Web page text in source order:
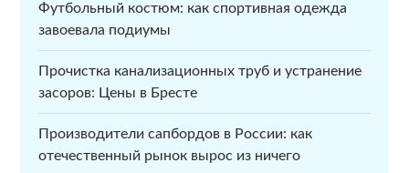
Футбольный костюм: как спортивная одежда
завоевала подиумы
Прочистка канализационных труб и устранение
засоров: Цены в Бресте
Производители сапбордов в России: как
отечественный рынок вырос из ничего